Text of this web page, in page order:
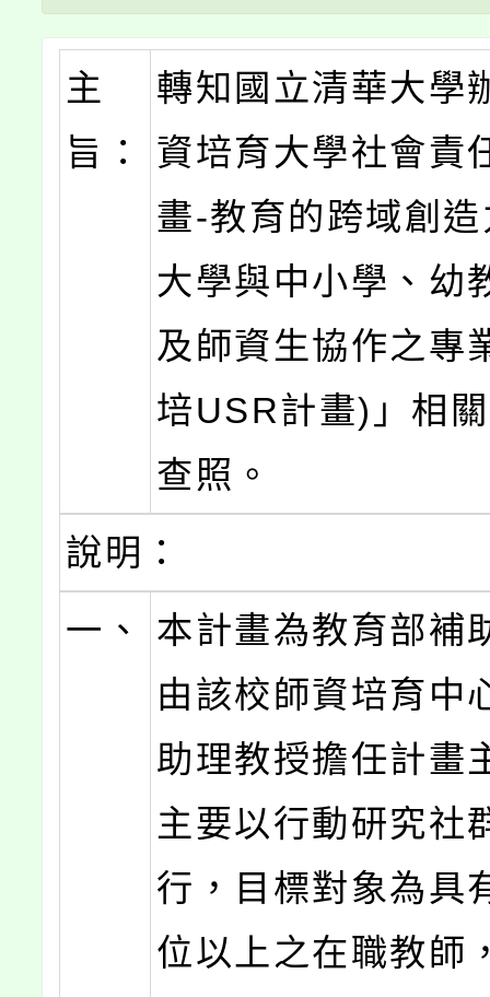
主
旨：
轉知國立清華大學
資培育大學社會責
畫-教育的跨域創
大學與中小學、幼
及師資生協作之專
培USR計畫)」相
查照。
說明：
一、
本計畫為教育部補
由該校師資培育中
助理教授擔任計畫
主要以行動研究社
行，目標對象為具
位以上之在職教師